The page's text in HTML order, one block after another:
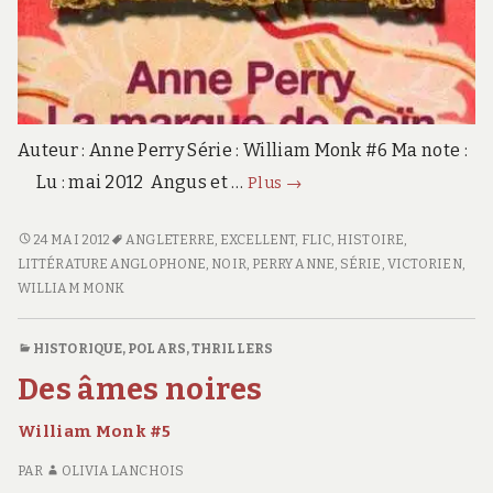
Auteur : Anne Perry Série : William Monk #6 Ma note :
Lu : mai 2012 Angus et … Plus La
de
Caïn
#6
→
<SPAN
CLASS="ENTRY-
TITLE-
CAÏN</SPAN>
CLASS="ENTRY-
24 MAI 2012 ANGLETERRE, EXCELLENT, FLIC, HISTOIRE,
LITTÉRATURE ANGLOPHONE, NOIR, PERRY ANNE, SÉRIE , VICTORIEN,
WILLIAM MONK
HISTORIQUE, POLARS, THRILLERS
Des âmes noires
William Monk #5
PAR OLIVIA LANCHOIS